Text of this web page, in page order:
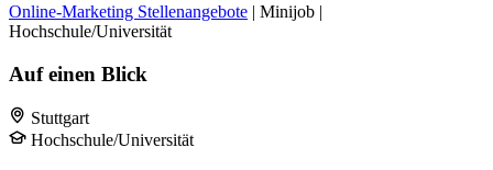
Online-Marketing Stellenangebote | Minijob |
Hochschule/Universität
Auf einen Blick
Stuttgart
Hochschule/Universität